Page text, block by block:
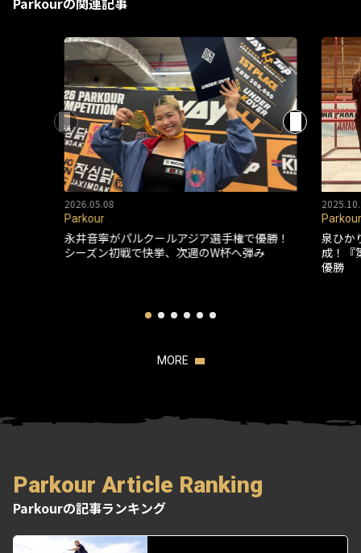
2026.05.08
Parkour
永井音寧がパルクールアジア選手権で優勝！
シーズン初戦で快挙、次週のW杯へ弾み
Parkour
泉ひか
成！『
優勝
MORE
Parkour Article Ranking
Parkourの記事ランキング